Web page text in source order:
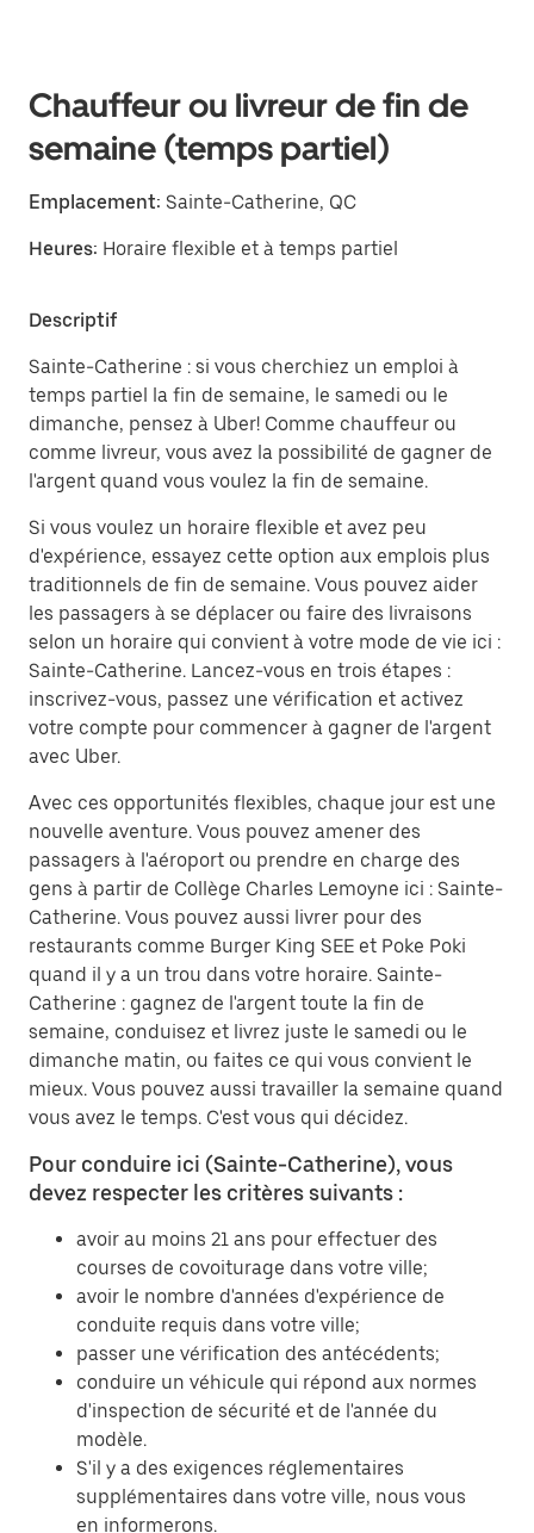
Chauffeur ou livreur de fin de
semaine (temps partiel)
Emplacement: Sainte-Catherine, QC
Heures: Horaire flexible et à temps partiel
Descriptif
Sainte-Catherine : si vous cherchiez un emploi à
temps partiel la fin de semaine, le samedi ou le
dimanche, pensez à Uber! Comme chauffeur ou
comme livreur, vous avez la possibilité de gagner de
l'argent quand vous voulez la fin de semaine.
Si vous voulez un horaire flexible et avez peu
d'expérience, essayez cette option aux emplois plus
traditionnels de fin de semaine. Vous pouvez aider
les passagers à se déplacer ou faire des livraisons
selon un horaire qui convient à votre mode de vie ici :
Sainte-Catherine. Lancez-vous en trois étapes :
inscrivez-vous, passez une vérification et activez
votre compte pour commencer à gagner de l'argent
avec Uber.
Avec ces opportunités flexibles, chaque jour est une
nouvelle aventure. Vous pouvez amener des
passagers à l'aéroport ou prendre en charge des
gens à partir de Collège Charles Lemoyne ici : Sainte-
Catherine. Vous pouvez aussi livrer pour des
restaurants comme Burger King SEE et Poke Poki
quand il y a un trou dans votre horaire. Sainte-
Catherine : gagnez de l'argent toute la fin de
semaine, conduisez et livrez juste le samedi ou le
dimanche matin, ou faites ce qui vous convient le
mieux. Vous pouvez aussi travailler la semaine quand
vous avez le temps. C'est vous qui décidez.
Pour conduire ici (Sainte-Catherine), vous
devez respecter les critères suivants :
avoir au moins 21 ans pour effectuer des
courses de covoiturage dans votre ville;
avoir le nombre d'années d'expérience de
conduite requis dans votre ville;
passer une vérification des antécédents;
conduire un véhicule qui répond aux normes
d'inspection de sécurité et de l'année du
modèle.
S'il y a des exigences réglementaires
supplémentaires dans votre ville, nous vous
en informerons.